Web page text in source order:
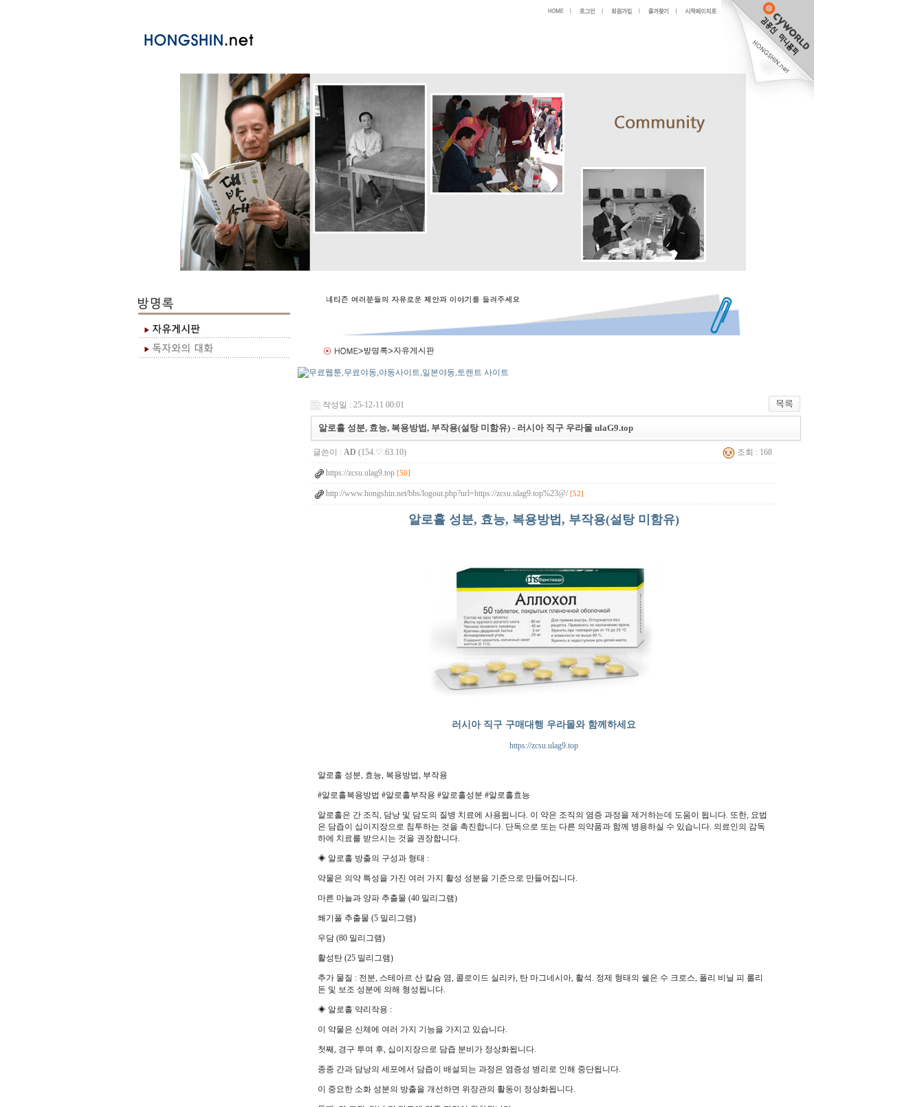
작성일 : 25-12-11 00:01
알로홀 성분, 효능, 복용방법, 부작용(설탕 미함유) - 러시아 직구 우라몰 ulaG9.top
글쓴이 : AD (154.♡.63.10) 조회 : 168
https://zcsu.ulag9.top [50]
http://www.hongshin.net/bbs/logout.php?url=https://zcsu.ulag9.top%23@/ [52]
알로홀 성분, 효능, 복용방법, 부작용(설탕 미함유)
러시아 직구 구매대행 우라몰와 함께하세요
https://zcsu.ulag9.top
알로홀 성분, 효능, 복용방법, 부작용
#알로홀복용방법 #알로홀부작용 #알로홀성분 #알로홀효능
알로홀은 간 조직, 담낭 및 담도의 질병 치료에 사용됩니다. 이 약은 조직의 염증 과정을 제거하는데 도움이 됩니다. 또한, 요법
은 담즙이 십이지장으로 침투하는 것을 촉진합니다. 단독으로 또는 다른 의약품과 함께 병용하실 수 있습니다. 의료인의 감독
하에 치료를 받으시는 것을 권장합니다.
◈ 알로홀 방출의 구성과 형태 :
약물은 의약 특성을 가진 여러 가지 활성 성분을 기준으로 만들어집니다.
마른 마늘과 양파 추출물 (40 밀리그램)
쐐기풀 추출물 (5 밀리그램)
우담 (80 밀리그램)
활성탄 (25 밀리그램)
추가 물질 : 전분, 스테아르 산 칼슘 염, 콜로이드 실리카, 탄 마그네시아, 활석. 정제 형태의 쉘은 수 크로스, 폴리 비닐 피 롤리
돈 및 보조 성분에 의해 형성됩니다.
◈ 알로홀 약리작용 :
이 약물은 신체에 여러 가지 기능을 가지고 있습니다.
첫째, 경구 투여 후, 십이지장으로 담즙 분비가 정상화됩니다.
종종 간과 담낭의 세포에서 담즙이 배설되는 과정은 염증성 병리로 인해 중단됩니다.
이 중요한 소화 성분의 방출을 개선하면 위장관의 활동이 정상화됩니다.